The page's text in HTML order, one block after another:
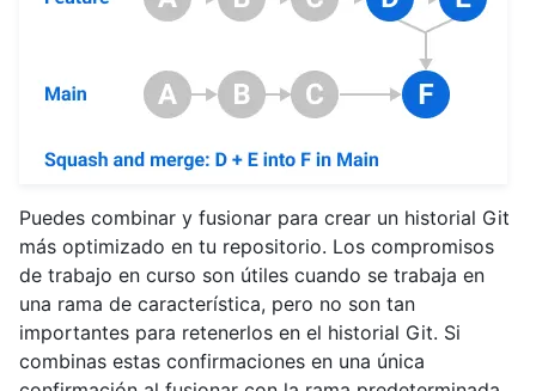
Puedes combinar y fusionar para crear un historial Git
más optimizado en tu repositorio. Los compromisos
de trabajo en curso son útiles cuando se trabaja en
una rama de característica, pero no son tan
importantes para retenerlos en el historial Git. Si
combinas estas confirmaciones en una única